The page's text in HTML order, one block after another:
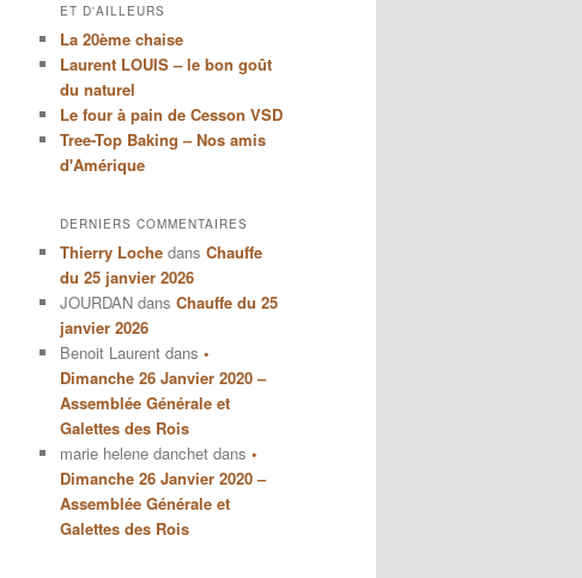
ET D'AILLEURS
La 20ème chaise
Laurent LOUIS – le bon goût
du naturel
Le four à pain de Cesson VSD
Tree-Top Baking – Nos amis
d'Amérique
DERNIERS COMMENTAIRES
Thierry Loche dans Chauffe
du 25 janvier 2026
JOURDAN dans Chauffe du 25
janvier 2026
Benoit Laurent dans •
Dimanche 26 Janvier 2020 –
Assemblée Générale et
Galettes des Rois
marie helene danchet dans •
Dimanche 26 Janvier 2020 –
Assemblée Générale et
Galettes des Rois